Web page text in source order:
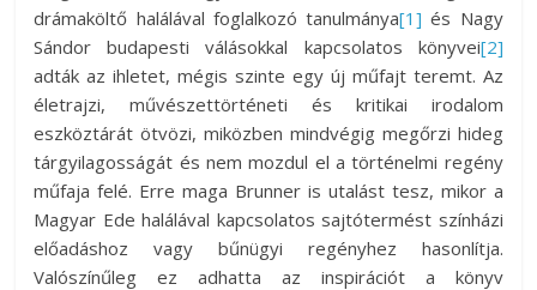
drámaköltő halálával foglalkozó tanulmánya[1] és Nagy
Sándor budapesti válásokkal kapcsolatos könyvei[2]
adták az ihletet, mégis szinte egy új műfajt teremt. Az
életrajzi, művészettörténeti és kritikai irodalom
eszköztárát ötvözi, miközben mindvégig megőrzi hideg
tárgyilagosságát és nem mozdul el a történelmi regény
műfaja felé. Erre maga Brunner is utalást tesz, mikor a
Magyar Ede halálával kapcsolatos sajtótermést színházi
előadáshoz vagy bűnügyi regényhez hasonlítja.
Valószínűleg ez adhatta az inspirációt a könyv